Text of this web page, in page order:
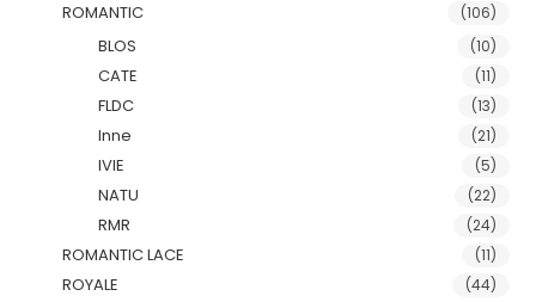
ROMANTIC (106)
BLOS (10)
CATE (11)
FLDC (13)
Inne (21)
IVIE (5)
NATU (22)
RMR (24)
ROMANTIC LACE (11)
ROYALE (44)